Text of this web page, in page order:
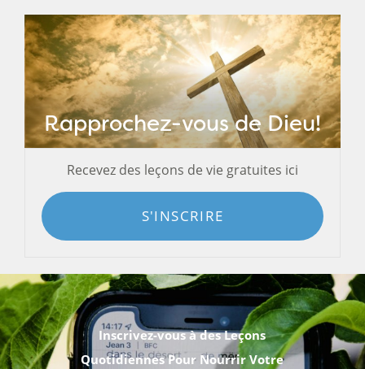
Rapprochez-vous de Dieu!
Recevez des leçons de vie gratuites ici
S'INSCRIRE
Inscrivez-vous à des Leçons
Quotidiennes Pour Nourrir Votre